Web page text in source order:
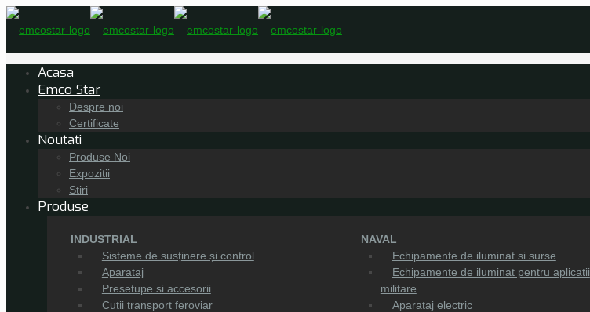
Acasa
Emco Star
Despre noi
Certificate
Noutati
Produse Noi
Expozitii
Stiri
Produse
INDUSTRIAL
Sisteme de susținere și control
Aparataj
Presetupe si accesorii
Cutii transport feroviar
NAVAL
Echipamente de iluminat si surse
Echipamente de iluminat pentru aplicatii
militare
Aparataj electric